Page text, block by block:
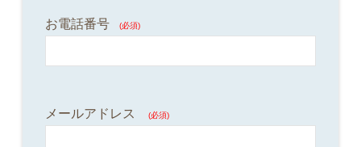
お電話番号 (必須)
メールアドレス (必須)